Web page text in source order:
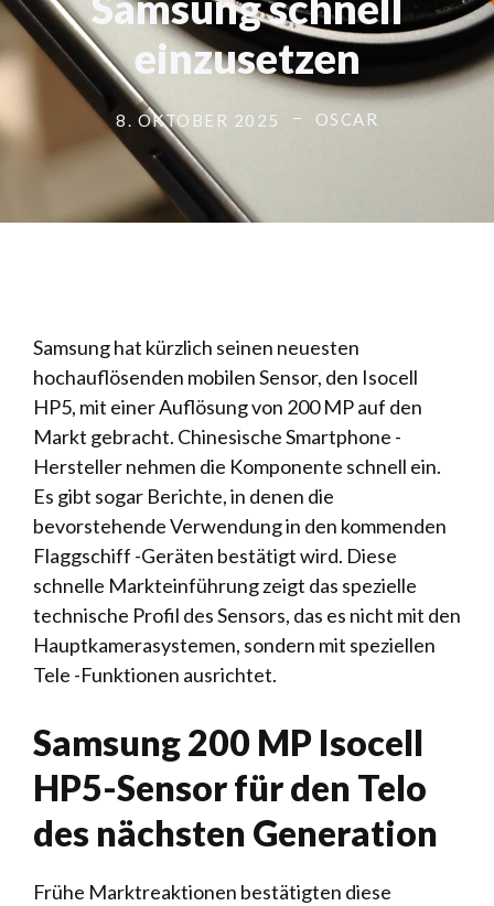
einzusetzen
8. OKTOBER 2025 OSCAR
Samsung hat kürzlich seinen neuesten
hochauflösenden mobilen Sensor, den Isocell
HP5, mit einer Auflösung von 200 MP auf den
Markt gebracht. Chinesische Smartphone -
Hersteller nehmen die Komponente schnell ein.
Es gibt sogar Berichte, in denen die
bevorstehende Verwendung in den kommenden
Flaggschiff -Geräten bestätigt wird. Diese
schnelle Markteinführung zeigt das spezielle
technische Profil des Sensors, das es nicht mit den
Hauptkamerasystemen, sondern mit speziellen
Tele -Funktionen ausrichtet.
Samsung 200 MP Isocell
HP5-Sensor für den Telo
des nächsten Generation
Frühe Marktreaktionen bestätigten diese